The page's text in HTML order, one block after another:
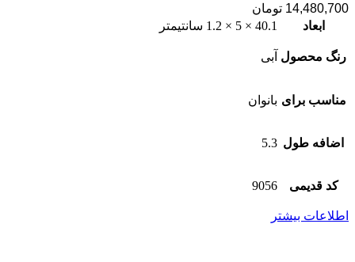
14,480,700 تومان
ابعاد
40.1 × 5 × 1.2 سانتیمتر
رنگ محصول آبی
مناسب برای بانوان
اضافه طول 5.3
کد قدیمی 9056
اطلاعات بیشتر